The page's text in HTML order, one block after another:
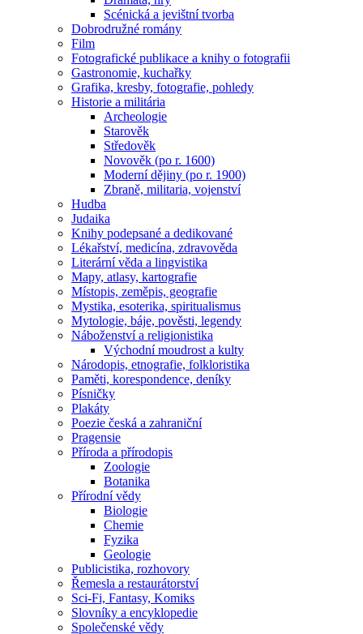
Scénická a jevištní tvorba
Dobrodružné romány
Film
Fotografické publikace a knihy o fotografii
Gastronomie, kuchařky
Grafika, kresby, fotografie, pohledy
Historie a militária
Archeologie
Starověk
Středověk
Novověk (po r. 1600)
Moderní dějiny (po r. 1900)
Zbraně, militaria, vojenství
Hudba
Judaika
Knihy podepsané a dedikované
Lékařství, medicína, zdravověda
Literární věda a lingvistika
Mapy, atlasy, kartografie
Místopis, zeměpis, geografie
Mystika, esoterika, spiritualismus
Mytologie, báje, pověsti, legendy
Náboženství a religionistika
Východní moudrost a kulty
Národopis, etnografie, folkloristika
Paměti, korespondence, deníky
Písničky
Plakáty
Poezie česká a zahraniční
Pragensie
Příroda a přírodopis
Zoologie
Botanika
Přírodní vědy
Biologie
Chemie
Fyzika
Geologie
Publicistika, rozhovory
Řemesla a restaurátorství
Sci-Fi, Fantasy, Komiks
Slovníky a encyklopedie
Společenské vědy